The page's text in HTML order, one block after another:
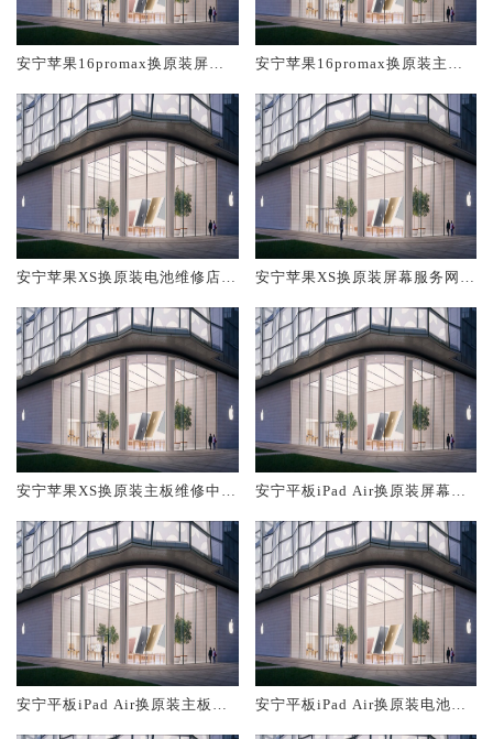
安宁苹果16promax换原装屏幕
安宁苹果16promax换原装主板
安宁苹果XS换原装电池维修店大
安宁苹果XS换原装屏幕服务网点
安宁苹果XS换原装主板维修中心
安宁平板iPad Air换原装屏幕服
安宁平板iPad Air换原装主板维
安宁平板iPad Air换原装电池维